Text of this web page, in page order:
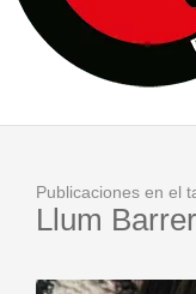
MARSHALL
JOFRE
Publicaciones en el
Llum